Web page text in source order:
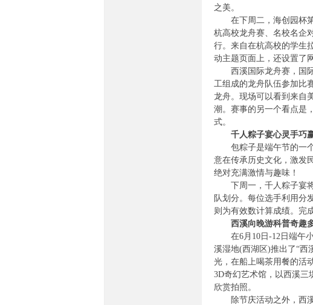
之美。
在下周二，海创园杯第
杭高校龙舟赛、名校名企
行。来自在杭高校的学生
动主题页面上，还设置了
西溪国际龙舟赛，国际
工组成的龙舟队伍参加比
龙舟。现场可以看到来自
潮。赛事的另一个看点是
式。
千人粽子宴心灵手巧
包粽子是端午节的一个
意在传承历史文化，激发
绝对充满激情与趣味！
下周一，千人粽子宴将
队划分。每位选手利用分
则为有效数计算成绩。完
西溪向晚游科普奇趣
在6月10日-12日端午小
溪湿地(西湖区)推出了“西
光，在船上喝茶用餐的活
3D奇幻艺术馆，以西溪三
欣赏拍照。
除节庆活动之外，西溪